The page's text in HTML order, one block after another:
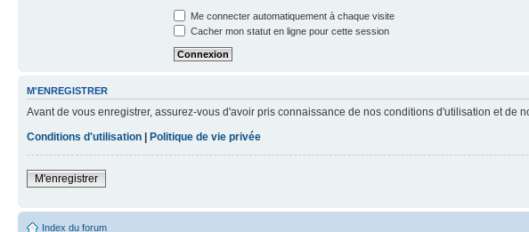
Me connecter automatiquement à chaque visite
Cacher mon statut en ligne pour cette session
M'ENREGISTRER
Avant de vous enregistrer, assurez-vous d'avoir pris connaissance de nos conditions d'utilisation et de
Conditions d'utilisation | Politique de vie privée
M'enregistrer
Index du forum